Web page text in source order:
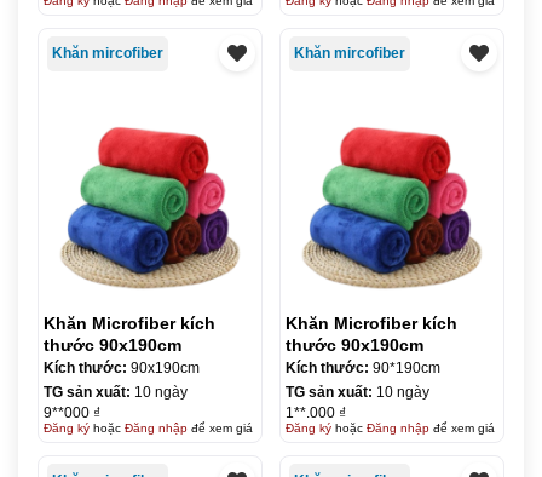
Khăn mircofiber
Khăn Microfiber kích
thước 90x190cm
Kích thước: 90x190cm
TG sản xuất: 10 ngày
9**000 ₫
Đăng kýhoặc Đăng nhậpđể xem giá
Khăn mircofiber
Khăn Microfiber kích
thước 90x190cm
Kích thước: 90*190cm
TG sản xuất: 10 ngày
1**.000 ₫
Đăng kýhoặc Đăng nhậpđể xem giá